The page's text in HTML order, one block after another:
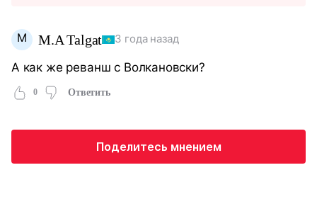
M M.A Talgat 3 года назад
А как же реванш с Волкановски?
0 Ответить
Поделитесь мнением